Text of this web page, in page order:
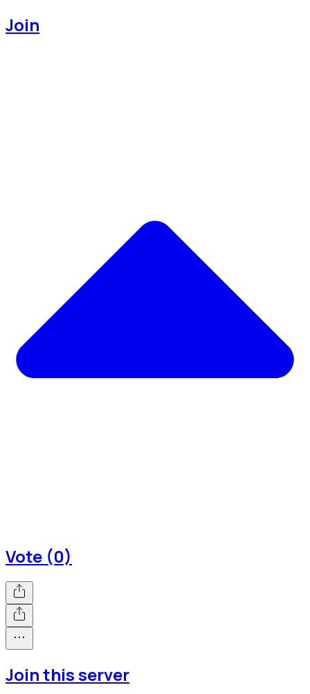
Join
Vote (0)
Join this server